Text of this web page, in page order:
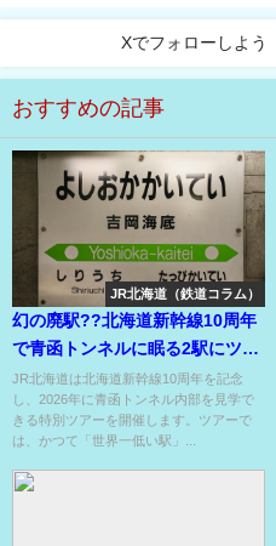
Xでフォローしよう
おすすめの記事
JR北海道（鉄道コラム）
幻の廃駅??北海道新幹線10周年
で青函トンネルに眠る2駅にツア
ーで行ける⁉
JR北海道は北海道新幹線10周年を記念
し、2026年に青函トンネル内部を見学で
きる特別ツアーを開催します。ツアーで
は、かつて「世界一低い駅」...